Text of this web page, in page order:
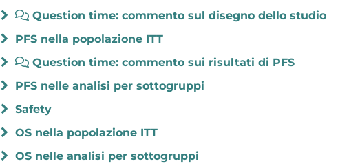
Question time: commento sul disegno dello studio
PFS nella popolazione ITT
Question time: commento sui risultati di PFS
PFS nelle analisi per sottogruppi
Safety
OS nella popolazione ITT
OS nelle analisi per sottogruppi